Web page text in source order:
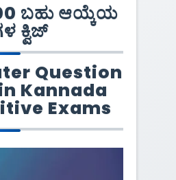
ಬಹು ಆಯ್ಕೆಯ
ಕ್ವಿಜ್
Question
Kannada
Exams